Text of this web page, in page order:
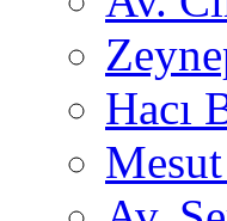
Hacı